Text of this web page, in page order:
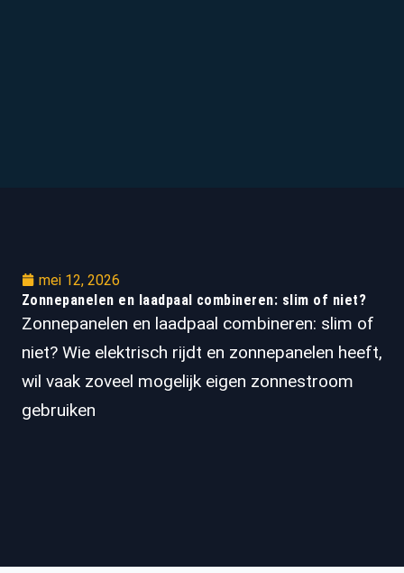
mei 12, 2026
Zonnepanelen en laadpaal combineren: slim of niet?
Zonnepanelen en laadpaal combineren: slim of
niet? Wie elektrisch rijdt en zonnepanelen heeft,
wil vaak zoveel mogelijk eigen zonnestroom
gebruiken